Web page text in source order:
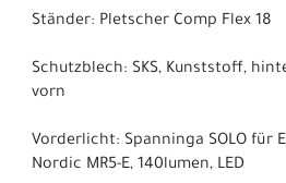
Ständer: Pletscher Comp Flex 18
Schutzblech: SKS, Kunststoff,
vorn
Vorderlicht: Spanninga SOLO für
Nordic MR5-E, 140lumen, LED